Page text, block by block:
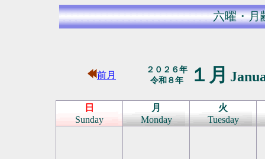
六曜・月
前月
２０２６年
令和８年
１月
日
Sunday
月
Monday
火
Tuesday